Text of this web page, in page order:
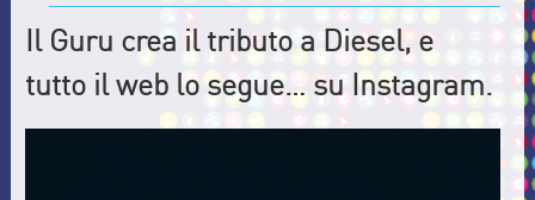
Il Guru crea il tributo a Diesel, e
tutto il web lo segue… su Instagram.